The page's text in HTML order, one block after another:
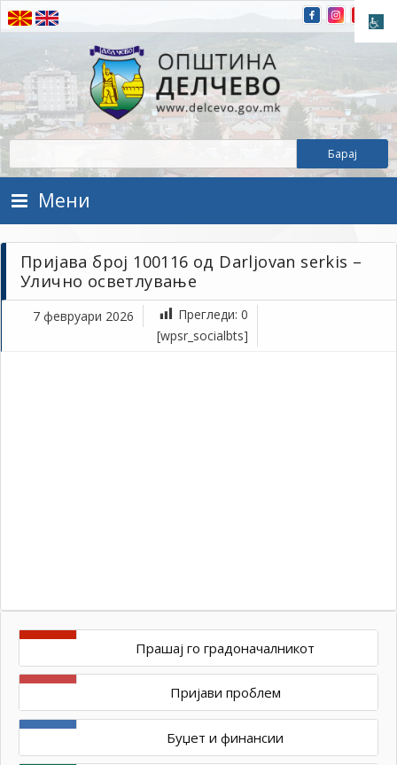
Прескокнете на содржината
Општина Делчево
Општина Делчево
Мени
Пријава број 100116 од Darljovan serkis –
Улично осветлување
7 февруари 2026 Прегледи: 0
[wpsr_socialbts]
Прашај го градоначалникот
Пријави проблем
Буџет и финансии